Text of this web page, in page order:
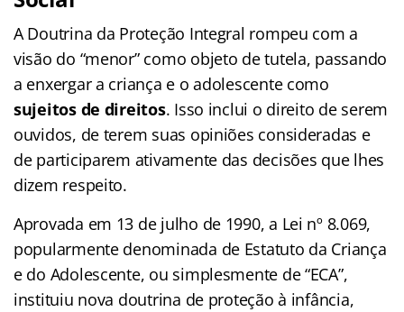
A Doutrina da Proteção Integral rompeu com a
visão do “menor” como objeto de tutela, passando
a enxergar a criança e o adolescente como
sujeitos de direitos. Isso inclui o direito de serem
ouvidos, de terem suas opiniões consideradas e
de participarem ativamente das decisões que lhes
dizem respeito.
Aprovada em 13 de julho de 1990, a Lei nº 8.069,
popularmente denominada de Estatuto da Criança
e do Adolescente, ou simplesmente de “ECA”,
instituiu nova doutrina de proteção à infância,